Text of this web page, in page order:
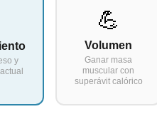
y
💪
Volumen
Ganar masa
muscular con
superávit calórico